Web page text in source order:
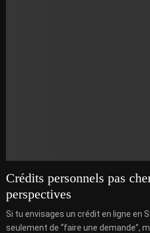
Crédits personnels pas
perspectives
Si tu envisages un crédit en ligne en
seulement de “faire une demande”,